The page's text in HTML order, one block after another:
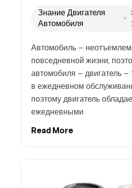
Знание Двигателя
Автомобиля
Автомобиль –
повседневной жизни,
автомобиля – двигатель –
в ежедневном
поэтому двигатель
ежедневными
Read More